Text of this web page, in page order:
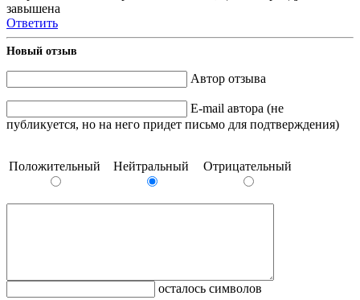
завышена
Ответить
Новый отзыв
Автор отзыва
E-mail автора (не
публикуется, но на него придет письмо для подтверждения)
Положительный Нейтральный Отрицательный
осталось символов